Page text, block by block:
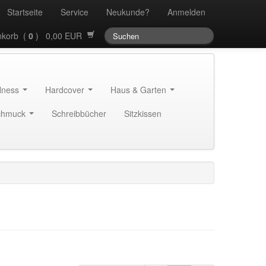
Startseite Service Neukunde?
Anmelden
( 0 ) 0,00 EUR
Hardcover
Haus & Garten
Schreibbücher
Sitzkissen